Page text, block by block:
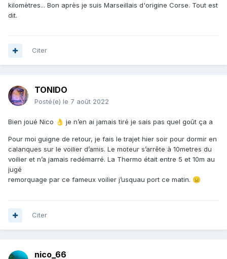
kilomètres... Bon après je suis Marseillais d'origine Corse. Tout est
dit.
Citer
TONIDO
Posté(e) le 7 août 2022
Bien joué Nico 👌 je n’en ai jamais tiré je sais pas quel goût ça a
Pour moi guigne de retour, je fais le trajet hier soir pour dormir en
calanques sur le voilier d’amis. Le moteur s’arrête à 10metres du
voilier et n’a jamais redémarré. La Thermo était entre 5 et 10m au
jugé
remorquage par ce fameux voilier j’usquau port ce matin. 😑
Citer
nico_66